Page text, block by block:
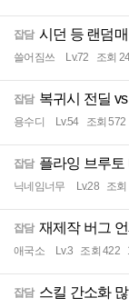
잡담 시던 등 랜덤
쓸어짐쓰 Lv.72 조회
잡담 복귀시 전딜
용수디 Lv.54 조회 572
잡담 플라잉 브루토
닉네임너무 Lv.28 조회
잡담 재제작 버그
애국소 Lv.3 조회 422
잡담 스킬 간소화